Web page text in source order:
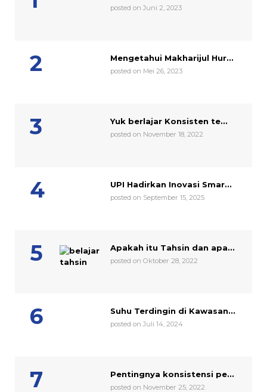
posted on Juni 2, 2023
Mengetahui Makharijul Hur...
posted on Mei 26, 2023
Yuk berlajar Konsisten te...
posted on November 18, 2022
UPI Hadirkan Inovasi Smar...
posted on September 15, 2025
Apakah itu Tahsin dan apa...
posted on Oktober 28, 2022
Suhu Terdingin di Kawasan...
posted on Juli 14, 2024
Pentingnya konsistensi pe...
posted on November 25, 2022